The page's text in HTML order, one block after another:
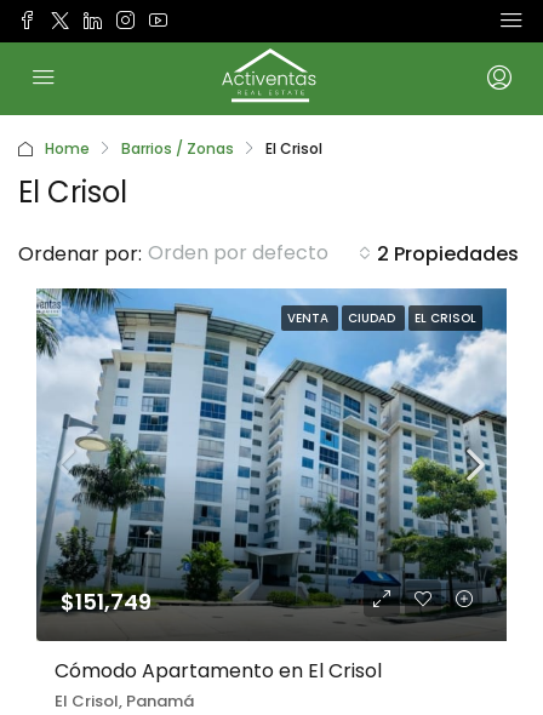
Home Barrios / Zonas El Crisol
El Crisol
2 Propiedades
Ordenar por: Orden por defecto
VENTA CIUDAD EL CRISOL
$151,749
Cómodo Apartamento en El Crisol
El Crisol, Panamá